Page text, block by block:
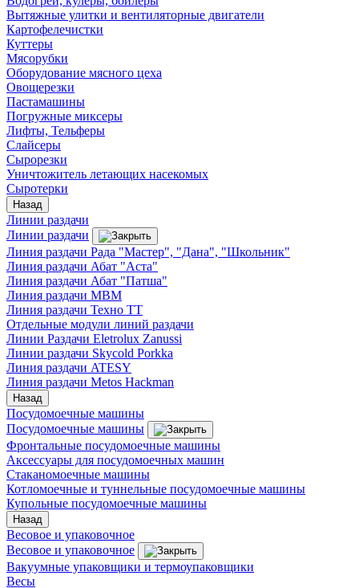
Вытяжные улитки и вентиляторные двигатели
Картофелечистки
Куттеры
Мясорубки
Оборудование мясного цеха
Овощерезки
Пастамашины
Погружные миксеры
Лифты, Тельферы
Слайсеры
Сырорезки
Уничтожитель летающих насекомых
Сыротерки
Назад
Линии раздачи
Линии раздачи
Линия раздачи Рада "Мастер", "Дана", "Школьник"
Линия раздачи Абат "Аста"
Линия раздачи Абат "Патша"
Линия раздачи МВМ
Линия раздачи Техно ТТ
Отдельные модули линий раздачи
Линии Раздачи Eletrolux Zanussi
Линии раздачи Skycold Porkka
Линия раздачи ATESY
Линия раздачи Metos Hackman
Назад
Посудомоечные машины
Посудомоечные машины
Фронтальные посудомоечные машины
Аксессуары для посудомоечных машин
Стаканомоечные машины
Котломоечные и туннельные посудомоечные машины
Купольные посудомоечные машины
Назад
Весовое и упаковочное
Весовое и упаковочное
Вакуумные упаковщики и термоупаковщики
Весы